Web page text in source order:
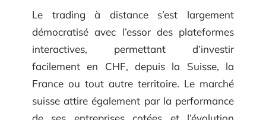
Le trading à distance s’est largement
démocratisé avec l’essor des plateformes
interactives, permettant d’investir
facilement en CHF, depuis la Suisse, la
France ou tout autre territoire. Le marché
suisse attire également par la performance